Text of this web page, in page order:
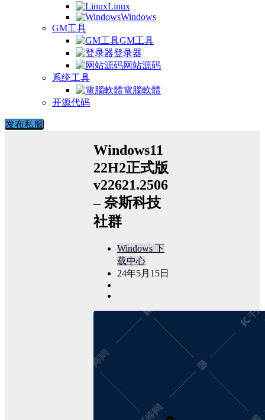
Linux
Windows
GM工具
GM工具
登录器
网站源码
系统工具
電腦軟體
开源代码
发布私服
Windows11
22H2正式版
v22621.2506
– 奈斯科技
社群
Windows 下
载中心
24年5月15日